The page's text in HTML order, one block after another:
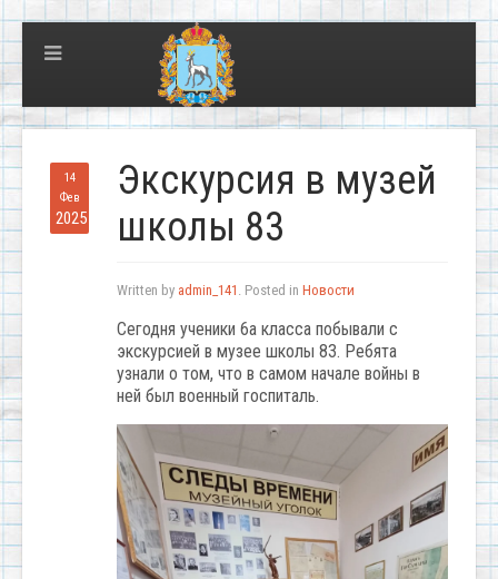
14
Фев
2025
Экскурсия в музей
школы 83
Written by admin_141 . Posted in Новости
Сегодня ученики 6а класса побывали с
экскурсией в музее школы 83. Ребята
узнали о том, что в самом начале войны в
ней был военный госпиталь.